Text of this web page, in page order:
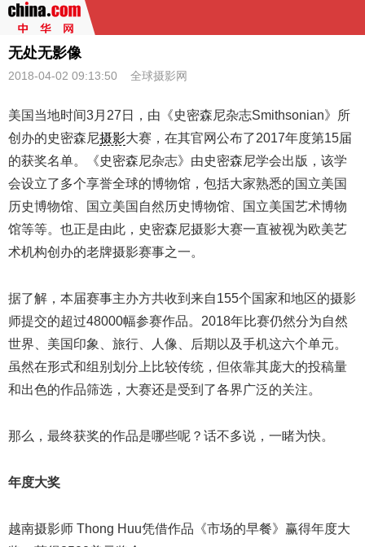
无处无影像
2018-04-02 09:13:50 全球摄影网
美国当地时间3月27日，由《史密森尼杂志Smithsonian》所
创办的史密森尼摄影大赛，在其官网公布了2017年度第15届
的获奖名单。《史密森尼杂志》由史密森尼学会出版，该学
会设立了多个享誉全球的博物馆，包括大家熟悉的国立美国
历史博物馆、国立美国自然历史博物馆、国立美国艺术博物
馆等等。也正是由此，史密森尼摄影大赛一直被视为欧美艺
术机构创办的老牌摄影赛事之一。
据了解，本届赛事主办方共收到来自155个国家和地区的摄影
师提交的超过48000幅参赛作品。2018年比赛仍然分为自然
世界、美国印象、旅行、人像、后期以及手机这六个单元。
虽然在形式和组别划分上比较传统，但依靠其庞大的投稿量
和出色的作品筛选，大赛还是受到了各界广泛的关注。
那么，最终获奖的作品是哪些呢？话不多说，一睹为快。
年度大奖
越南摄影师 Thong Huu凭借作品《市场的早餐》赢得年度大